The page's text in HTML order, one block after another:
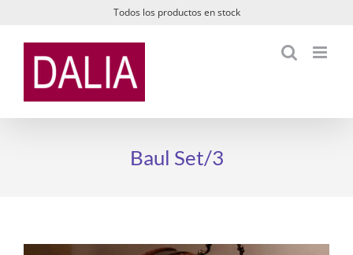
contenido
Todos los productos en stock
Baul Set/3